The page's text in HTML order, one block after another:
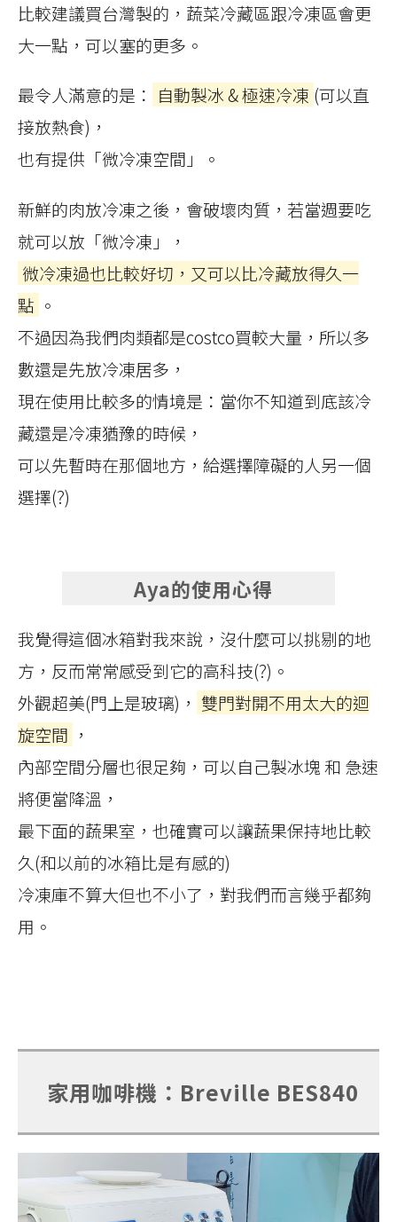
比較建議買台灣製的，蔬菜冷藏區跟冷凍區會更
大一點，可以塞的更多。
最令人滿意的是： 自動製冰 & 極速冷凍 (可以直
接放熱食)，
也有提供「微冷凍空間」。
新鮮的肉放冷凍之後，會破壞肉質，若當週要吃
就可以放「微冷凍」，
微冷凍過也比較好切，又可以比冷藏放得久一
點 。
不過因為我們肉類都是costco買較大量，所以多
數還是先放冷凍居多，
現在使用比較多的情境是：當你不知道到底該冷
藏還是冷凍猶豫的時候，
可以先暫時在那個地方，給選擇障礙的人另一個
選擇(?)
Aya的使用心得
我覺得這個冰箱對我來說，沒什麼可以挑剔的地
方，反而常常感受到它的高科技(?)。
外觀超美(門上是玻璃)， 雙門對開不用太大的迴
旋空間 ，
內部空間分層也很足夠，可以自己製冰塊 和 急速
將便當降溫，
最下面的蔬果室，也確實可以讓蔬果保持地比較
久(和以前的冰箱比是有感的)
冷凍庫不算大但也不小了，對我們而言幾乎都夠
用。
家用咖啡機：Breville BES840